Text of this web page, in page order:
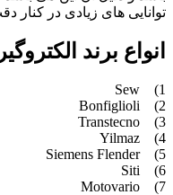
توانایی های زیادی در
انواع برند
1) Sew
2) Bonfiglioli
3) Transtecno
4) Yilmaz
5) Siemens Flender
6) Siti
7) Motovario